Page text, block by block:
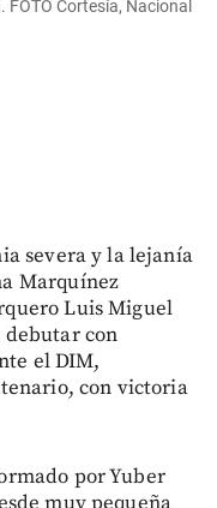
Cortesía, Nacional
severa y la lejanía
Marquínez
Luis Miguel
con
el DIM,
con victoria
por Yuber